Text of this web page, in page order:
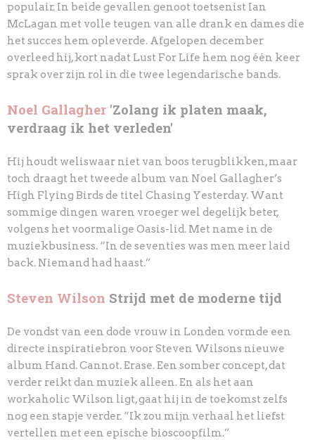
populair. In beide gevallen genoot toetsenist Ian
McLagan met volle teugen van alle drank en dames die
het succes hem opleverde. Afgelopen december
overleed hij, kort nadat Lust For Life hem nog één keer
sprak over zijn rol in die twee legendarische bands.
Noel Gallagher 'Zolang ik platen maak,
verdraag ik het verleden'
Hij houdt weliswaar niet van boos terugblikken, maar
toch draagt het tweede album van Noel Gallagher’s
High Flying Birds de titel Chasing Yesterday. Want
sommige dingen waren vroeger wel degelijk beter,
volgens het voormalige Oasis-lid. Met name in de
muziekbusiness. “In de seventies was men meer laid
back. Niemand had haast.”
Steven Wilson Strijd met de moderne tijd
De vondst van een dode vrouw in Londen vormde een
directe inspiratiebron voor Steven Wilsons nieuwe
album Hand. Cannot. Erase. Een somber concept, dat
verder reikt dan muziek alleen. En als het aan
workaholic Wilson ligt, gaat hij in de toekomst zelfs
nog een stapje verder. “Ik zou mijn verhaal het liefst
vertellen met een epische bioscoopfilm.”